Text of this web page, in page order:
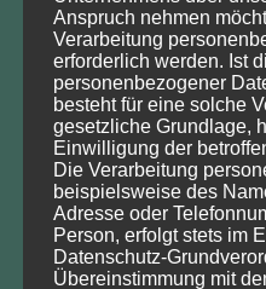
Permoserstraße 15
04318 Leipzig
Tel.: 0151/151 80961
Tel.: 0341/6025 1257
E-Mail info@dnrt.de
Sie können uns Ihre Anfrage
zusenden.
Anspruch nehmen
Verarbeitung
erforderlich werden. Ist
personenbezogener
besteht für eine solche
gesetzliche Grundlage,
Einwilligung der
Die Verarbeitung
beispielsweise des
Adresse oder
Person, erfolgt stets im
Datenschutz-
Übereinstimmung mit